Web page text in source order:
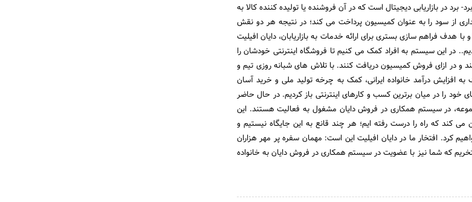
در بازاریابی دیجیتال است که در آن فروشنده یا تولیده کننده کالا به
از سود را به عنوان کمیسیون پرداخت می کند؛ در نتیجه هر دو نقش
درگیر، به نتیجه دلخواه می رسند. در سال 1392 و با هدف فراهم سازی بستری برای ارائه خدمات به بازاریابان، دایان افیلیت
در این سیستم به افراد کمک می کنیم تا فروشگاه اینترنتی خودشان را
و در ازای فروش کمیسیون دریافت کنند. با تلاش های شبانه روزی تیم و
افزایش درآمد خانواده ایرانی، کمک به چرخه تولید ملی و خرید آسان
خود را در میان برترین کسب و کارهای اینترنتی باز کردیم. در حال حاضر
مجموعه، در سیستم همکاری در فروش دایان مشغول به فعالیت هستند. این
می کند که راه را درست رفته ایم؛ هر چند قانع به این جایگاه نیستیم و
کرد. افتخار ما در دایان افیلیت این است: مهمان سفره پر مهر هزاران
که شما نیز با عضویت در سیستم همکاری در فروش دایان به خانواده